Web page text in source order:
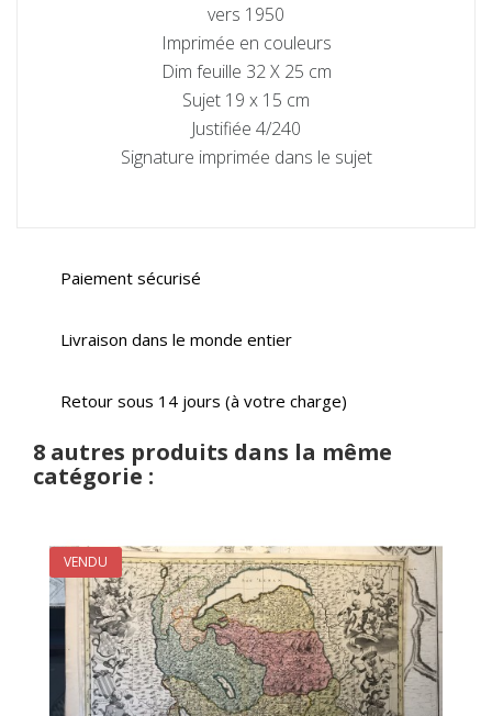
vers 1950
Imprimée en couleurs
Dim feuille 32 X 25 cm
Sujet 19 x 15 cm
Justifiée 4/240
Signature imprimée dans le sujet
Paiement sécurisé
Livraison dans le monde entier
Retour sous 14 jours (à votre charge)
8 autres produits dans la même
catégorie :
VENDU